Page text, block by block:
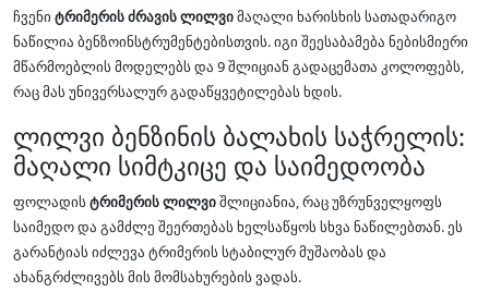
ჩვენი ტრიმერის ძრავის ლილვიმაღალი ხარისხის სათადარიგო
ნაწილია ბენზოინსტრუმენტებისთვის. იგი შეესაბამება ნებისმიერი
მწარმოებლის მოდელებს და 9 შლიციან გადაცემათა კოლოფებს,
რაც მას უნივერსალურ გადაწყვეტილებას ხდის.
ლილვი ბენზინის ბალახის საჭრელის:
მაღალი სიმტკიცე და საიმედოობა
ფოლადის ტრიმერის ლილვიშლიციანია, რაც უზრუნველყოფს
საიმედო და გამძლე შეერთებას ხელსაწყოს სხვა ნაწილებთან. ეს
გარანტიას იძლევა ტრიმერის სტაბილურ მუშაობას და
ახანგრძლივებს მის მომსახურების ვადას.